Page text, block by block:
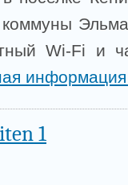
Wi-Fi и
1